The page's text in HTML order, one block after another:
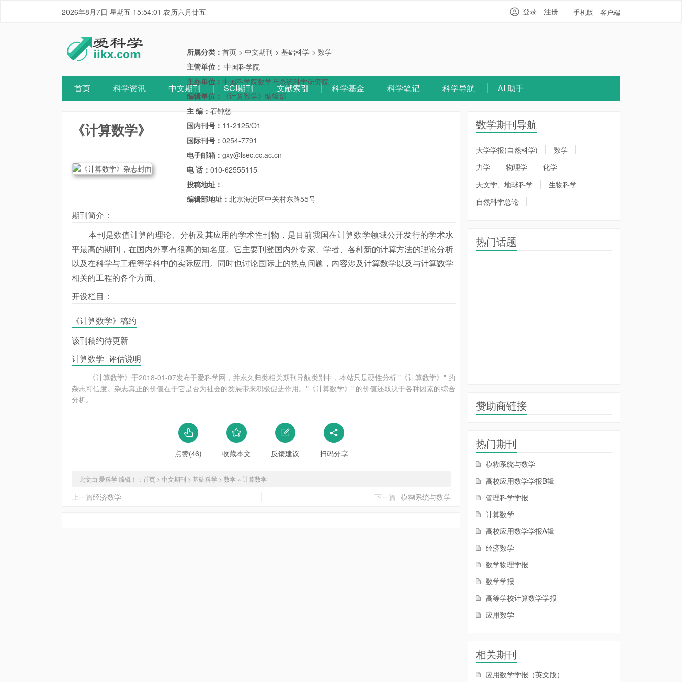
2026年8月7日 星期五 15:54:01 农历六月廿五 手机版 客户端
登录 注册
首页 科学资讯 中文期刊 SCI期刊 文献索引 科学基金 科学笔记 科学导航 AI 助手
《计算数学》
所属分类：首页 >中文期刊 >基础科学 >数学
主管单位：中国科学院
主办单位： 中国科学院数学与系统科学研究院
编辑单位：
《计算数学》编辑部
主 编：石钟慈
国内刊号： 11-2125/O1
国际刊号：0254-7791
电子邮箱：gxy@lsec.cc.ac.cn
电 话：010-62555115
投稿地址：
编辑部地址：北京海淀区中关村东路55号
期刊简介：
本刊是数值计算的理论、分析及其应用的学术性刊物，是目前我国在计算数学领域公开发行的学术水
平最高的期刊，在国内外享有很高的知名度。它主要刊登国内外专家、学者、各种新的计算方法的理论分析
以及在科学与工程等学科中的实际应用。同时也讨论国际上的热点问题，内容涉及计算数学以及与计算数学
相关的工程的各个方面。
开设栏目：
《计算数学》稿约
该刊稿约待更新
计算数学_评估说明
《计算数学》于2018-01-07发布于爱科学网，并永久归类相关期刊导航类别中，本站只是硬性分析 "《计算数学》" 的
杂志可信度。杂志真正的价值在于它是否为社会的发展带来积极促进作用。"《计算数学》" 的价值还取决于各种因素的综合
分析。
点赞(46) 收藏本文 反馈建议 扫码分享
此文由 爱科学 编辑！： 首页 > 中文期刊 > 基础科学 > 数学 » 计算数学
上一篇经济数学 下一篇 模糊系统与数学
数学期刊导航
大学学报(自然科学)
数学
力学
物理学
化学
天文学、地球科学
生物科学
自然科学总论
热门话题
赞助商链接
热门期刊
模糊系统与数学
高校应用数学学报B辑
管理科学学报
计算数学
高校应用数学学报A辑
经济数学
数学物理学报
数学学报
高等学校计算数学学报
应用数学
相关期刊
应用数学学报（英文版）